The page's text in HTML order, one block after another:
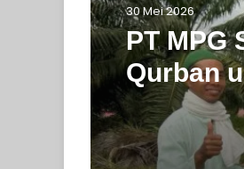
Kalteng
30 Mei 2026
PT MPG
28 Mei 2026
BRI
untuk